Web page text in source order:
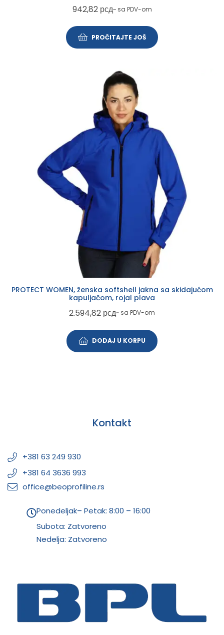
942,82 рсд~ sa PDV-om
PROČITAJTE JOŠ
PROTECT WOMEN, ženska softshell jakna sa skidajućom
kapuljačom, rojal plava
2.594,82 рсд~ sa PDV-om
DODAJ U KORPU
Kontakt
+381 63 249 930
+381 64 3636 993
office@beoprofiline.rs
Ponedeljak– Petak: 8:00 – 16:00
Subota: Zatvoreno
Nedelja: Zatvoreno